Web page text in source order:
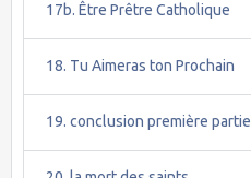
17b. Être Prêtre Catholique
18. Tu Aimeras ton Prochain
19. conclusion première partie